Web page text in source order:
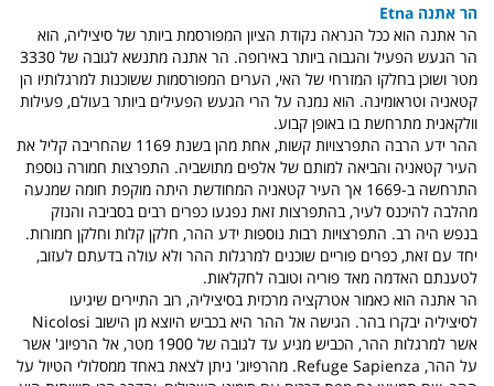
הר אתנה Etna
הר אתנה הוא ככל הנראה נקודת הציון המפורסמת ביותר של סיציליה, הוא
הר הגעש הפעיל והגבוה ביותר באירופה. הר אתנה מתנשא לגובה של 3330
מטר ושוכן בחלקו המזרחי של האי, הערים המפורסמות ששוכנות למרגלותיו הן
קטאניה וטראומינה. הוא נמנה על הרי הגעש הפעילים ביותר בעולם, פעילות
וולקאנית מתרחשת בו באופן קבוע.
ההר ידע הרבה התפרצויות קשות, אחת מהן בשנת 1169 שהחריבה קליל את
העיר קטאניה והביאה למותם של אלפים מתושביה. התפרצות חמורה נוספת
התרחשה ב-1669 אך העיר קטאניה המחודשת היתה מוקפת חומה שמנעה
מהלבה להיכנס לעיר, בהתפרצות זאת נפגעו כפרים רבים בסביבה והנזק
בנפש היה רב. התפרצויות רבות נוספות ידע ההר, חלקן קלות וחלקן חמורות.
יחד עם זאת, כפרים פוריים שוכנים למרגלות ההר ולא עולה בדעתם לעזוב,
לטענתם האדמה מאד פוריה וטובה לחקלאות.
הר אתנה הוא כאמור אטרקציה מרכזית בסיציליה, רוב התיירים שיגיעו
לסיציליה יבקרו בהר. הגישה אל ההר היא בכביש היוצא מן הישוב Nicolosi
אשר למרגלות ההר, הכביש מגיע עד לגובה של 1900 מטר, אל הרפיוג' אשר
על ההר, Refuge Sapienza. מהרפיוג' ניתן לצאת באחד ממסלולי הטיול על